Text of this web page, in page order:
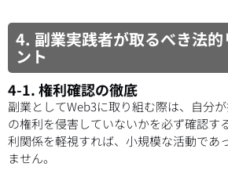
4. 副業実践者が取るべき法
ント
4-1. 権利確認の徹底
副業としてWeb3に取り組む際は、自分
の権利を侵害していないかを必ず確認す
利関係を軽視すれば、小規模な活動であ
ません。